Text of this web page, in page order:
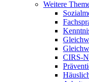
Weitere
CIRS-